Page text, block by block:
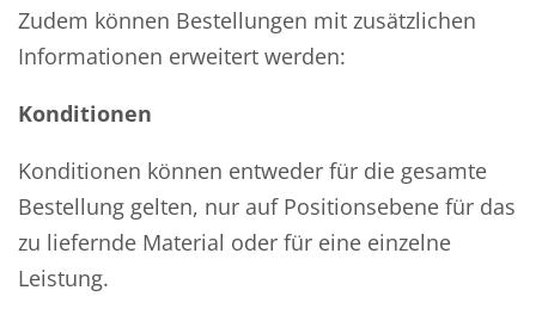
Zudem können Bestellungen mit zusätzlichen
Informationen erweitert werden:
Konditionen
Konditionen können entweder für die gesamte
Bestellung gelten, nur auf Positionsebene für das
zu liefernde Material oder für eine einzelne
Leistung.